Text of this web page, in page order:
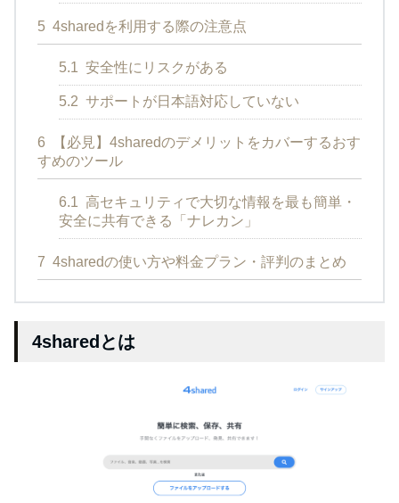
5 4sharedを利用する際の注意点
5.1 安全性にリスクがある
5.2 サポートが日本語対応していない
6
【必見】4sharedのデメリットをカバーするおす
すめのツール
6.1 高セキュリティで大切な情報を最も簡単・
安全に共有できる「ナレカン」
7 4sharedの使い方や料金プラン・評判のまとめ
4sharedとは